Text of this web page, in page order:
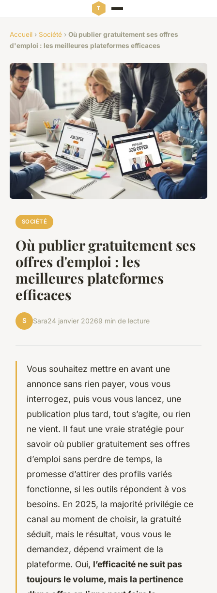
Accueil › Société › Où publier gratuitement ses offres
d'emploi : les meilleures plateformes efficaces
SOCIÉTÉ
Où publier gratuitement ses
offres d'emploi : les
meilleures plateformes
efficaces
S Sara24 janvier 20269 min de lecture
Vous souhaitez mettre en avant une
annonce sans rien payer, vous vous
interrogez, puis vous vous lancez, une
publication plus tard, tout s’agite, ou rien
ne vient. Il faut une vraie stratégie pour
savoir où publier gratuitement ses offres
d’emploi sans perdre de temps, la
promesse d’attirer des profils variés
fonctionne, si les outils répondent à vos
besoins. En 2025, la majorité privilégie ce
canal au moment de choisir, la gratuité
séduit, mais le résultat, vous vous le
demandez, dépend vraiment de la
plateforme. Oui, l’efficacité ne suit pas
toujours le volume, mais la pertinence